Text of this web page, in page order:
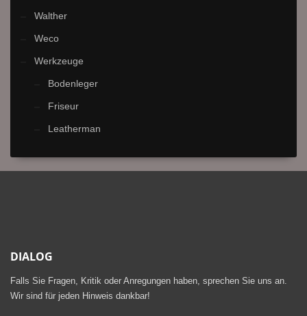
Walther
Weco
Werkzeuge
Bodenleger
Friseur
Leatherman
DIALOG
Falls Sie Fragen, Kritik oder Anregungen haben, sprechen Sie uns an.
Wir sind für jeden Hinweis dankbar!